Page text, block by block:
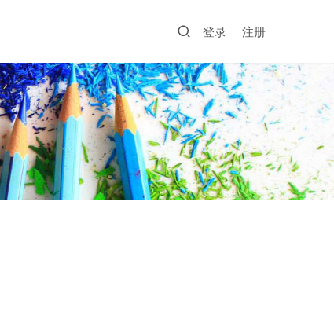
登录 注册